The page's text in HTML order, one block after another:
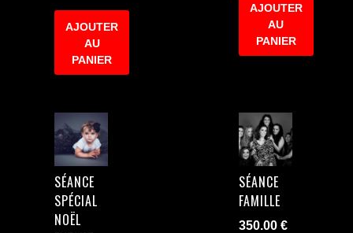
AJOUTER
AU
PANIER
AJOUTER
AU
PANIER
SÉANCE
SPÉCIAL
NOËL
SÉANCE
FAMILLE
350.00 €